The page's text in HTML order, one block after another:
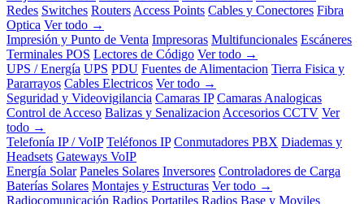
Redes Switches Routers Access Points Cables y Conectores Fibra
Optica Ver todo →
Impresión y Punto de Venta Impresoras Multifuncionales Escáneres
Terminales POS Lectores de Código Ver todo →
UPS / Energía UPS PDU Fuentes de Alimentacion Tierra Fisica y
Pararrayos Cables Electricos Ver todo →
Seguridad y Videovigilancia Camaras IP Camaras Analogicas
Control de Acceso Balizas y Senalizacion Accesorios CCTV Ver
todo →
Telefonía IP / VoIP Teléfonos IP Conmutadores PBX Diademas y
Headsets Gateways VoIP
Energía Solar Paneles Solares Inversores Controladores de Carga
Baterías Solares Montajes y Estructuras Ver todo →
Radiocomunicación Radios Portatiles Radios Base y Moviles